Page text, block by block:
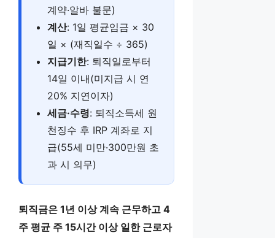
계약·알바 불문)
계산: 1일 평균임금 × 30
일 × (재직일수 ÷ 365)
지급기한: 퇴직일로부터
14일 이내(미지급 시 연
20% 지연이자)
세금·수령: 퇴직소득세 원
천징수 후 IRP 계좌로 지
급(55세 미만·300만원 초
과 시 의무)
퇴직금은 1년 이상 계속 근무하고 4
주 평균 주 15시간 이상 일한 근로자